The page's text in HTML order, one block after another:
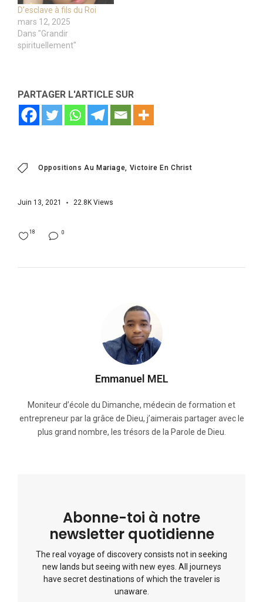
D’esclave à fils du Roi
mars 12, 2025
Dans "Grandir
spirituellement"
PARTAGER L'ARTICLE SUR
Oppositions Au Mariage Victoire En Christ
Juin 13, 2021 22.8K Views
0
18
Emmanuel MEL
Moniteur d’école du Dimanche, médecin de formation et
entrepreneur par la grâce de Dieu, j’aimerais partager avec le
plus grand nombre, les trésors de la Parole de Dieu.
Abonne-toi à notre
newsletter quotidienne
The real voyage of discovery consists not in seeking
new lands but seeing with new eyes. All journeys
have secret destinations of which the traveler is
unaware.